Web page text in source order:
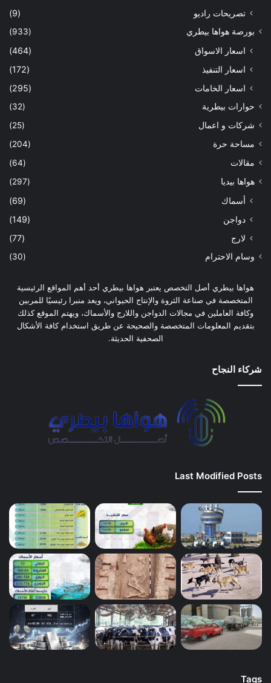
تصريحات راديو
(9)
بورصة هواها بيطري (933)
اسعار الاسواق
(464)
اسعار التنفيذ
(172)
اسعار الخامات
(295)
حوارات بيطرية
(32)
شركات و اعمال
(25)
مساحة حرة
(204)
مقالات
(64)
هواها بيديا
(297)
أسماك
(69)
دواجن
(149)
لارج
(77)
وسام الاحترام (30)
هواها بيطري أصل التخصص يعتبر هواها بيطري أحد أهم المواقع الرئيسية
المتخصصة في صناعة الثروة والإنتاج الحيواني، ويعد منبرا رئيسيًا للمربين
وكافة العاملين في مجالات الدواجن واللارج والأسماك، ويهتم الموقع كذلك
بتقديم المعلومات المتخصصة والصحيحة عن طريق استخدام كافة الأشكال
الصحفية الحديثة.
شركاء النجاح
Last Modified Posts
Tags